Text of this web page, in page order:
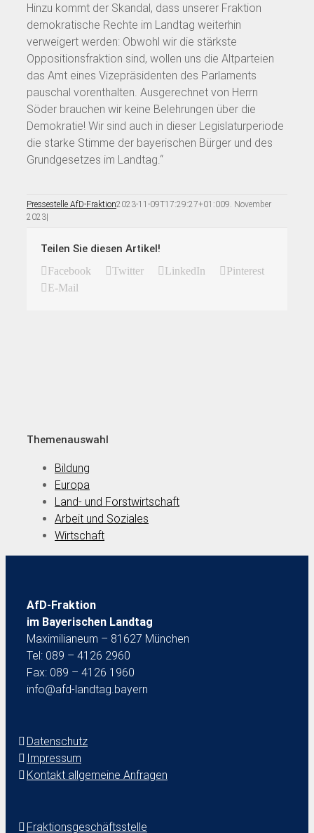
Hinzu kommt der Skandal, dass unserer Fraktion
demokratische Rechte im Landtag weiterhin
verweigert werden: Obwohl wir die stärkste
Oppositionsfraktion sind, wollen uns die Altparteien
das Amt eines Vizepräsidenten des Parlaments
pauschal vorenthalten. Ausgerechnet von Herrn
Söder brauchen wir keine Belehrungen über die
Demokratie! Wir sind auch in dieser Legislaturperiode
die starke Stimme der bayerischen Bürger und des
Grundgesetzes im Landtag.“
Pressestelle AfD-Fraktion2023-11-09T17:29:27+01:009. November
2023|
Teilen Sie diesen Artikel!
Facebook Twitter LinkedIn
Pinterest
E-Mail
Themenauswahl
Bildung
Europa
Land- und Forstwirtschaft
Arbeit und Soziales
Wirtschaft
AfD-Fraktion
im Bayerischen Landtag
Maximilianeum – 81627 München
Tel: 089 – 4126 2960
Fax: 089 – 4126 1960
info@afd-landtag.bayern
Datenschutz
Impressum
Kontakt allgemeine Anfragen
Fraktionsgeschäftsstelle